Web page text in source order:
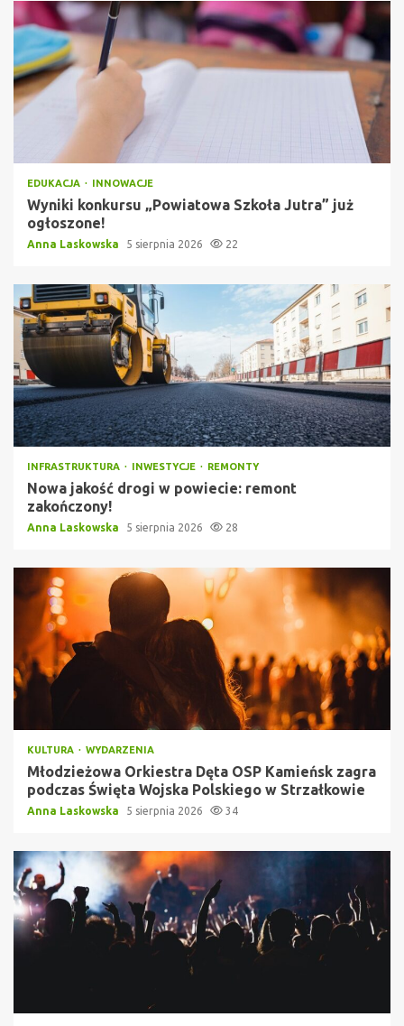
EDUKACJA INNOWACJE
Wyniki konkursu „Powiatowa Szkoła Jutra” już
ogłoszone!
Anna Laskowska 5 sierpnia 2026 22
INFRASTRUKTURA INWESTYCJE REMONTY
Nowa jakość drogi w powiecie: remont
zakończony!
Anna Laskowska 5 sierpnia 2026 28
KULTURA WYDARZENIA
Młodzieżowa Orkiestra Dęta OSP Kamieńsk zagra
podczas Święta Wojska Polskiego w Strzałkowie
Anna Laskowska 5 sierpnia 2026 34